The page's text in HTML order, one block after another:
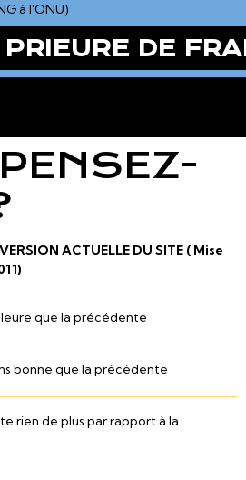
à l'ONU)
DE
ACTUELLE DU SITE ( Mise
que la précédente
bonne que la précédente
rien de plus par rapport à la